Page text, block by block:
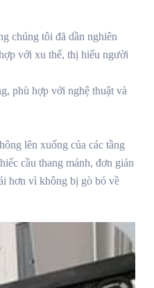
chúng tôi đã dần nghiên
với xu thế, thị hiếu người
phù hợp với nghệ thuật và
lên xuống của các tầng
cầu thang mảnh, đơn giản
hơn vì không bị gò bó về